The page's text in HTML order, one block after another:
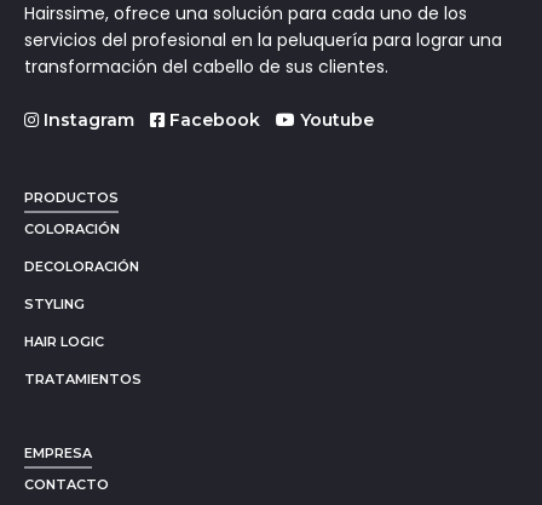
Hairssime, ofrece una solución para cada uno de los
servicios del profesional en la peluquería para lograr una
transformación del cabello de sus clientes.
Instagram Facebook Youtube
PRODUCTOS
COLORACIÓN
DECOLORACIÓN
STYLING
HAIR LOGIC
TRATAMIENTOS
EMPRESA
CONTACTO